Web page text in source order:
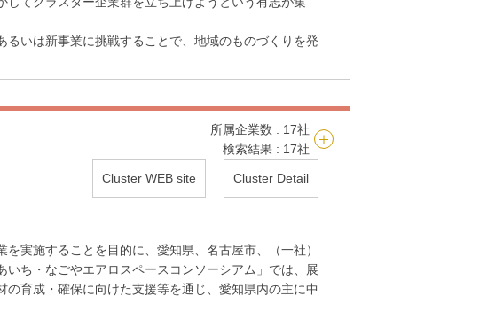
いは新事業に挑戦することで、地域のものづくりを発
所属企業数 : 17社
検索結果 : 17社
Cluster WEB site Cluster Detail
実施することを目的に、愛知県、名古屋市、（一社）
ち・なごやエアロスペースコンソーシアム」では、展
育成・確保に向けた支援等を通じ、愛知県内の主に中